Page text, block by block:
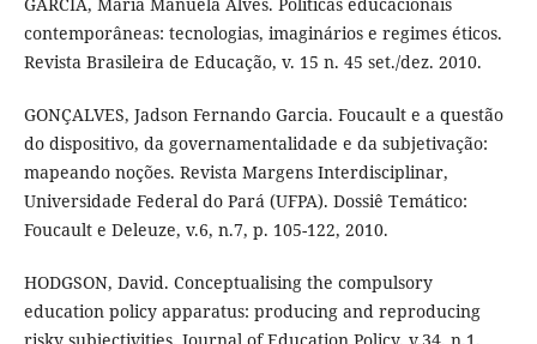
contemporâneas: tecnologias, imaginários e regimes éticos.
Revista Brasileira de Educação, v. 15 n. 45 set./dez. 2010.
GONÇALVES, Jadson Fernando Garcia. Foucault e a questão
do dispositivo, da governamentalidade e da subjetivação:
mapeando noções. Revista Margens Interdisciplinar,
Universidade Federal do Pará (UFPA). Dossiê Temático:
Foucault e Deleuze, v.6, n.7, p. 105-122, 2010.
HODGSON, David. Conceptualising the compulsory
education policy apparatus: producing and reproducing